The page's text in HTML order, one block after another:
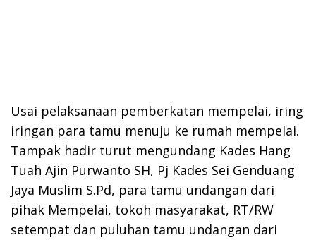
Usai pelaksanaan pemberkatan mempelai, iring
iringan para tamu menuju ke rumah mempelai.
Tampak hadir turut mengundang Kades Hang
Tuah Ajin Purwanto SH, Pj Kades Sei Genduang
Jaya Muslim S.Pd, para tamu undangan dari
pihak Mempelai, tokoh masyarakat, RT/RW
setempat dan puluhan tamu undangan dari